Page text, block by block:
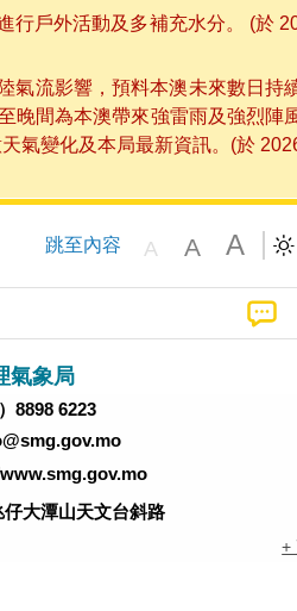
行戶外活動及多補充水分。 (於
氣流影響，預料本澳未來數日持
間為本澳帶來強雷雨及強烈陣風
氣變化及本局最新資訊。(於
跳至內容 A A A
氣象局
）8898 6223
仔大潭山天文台斜路
+